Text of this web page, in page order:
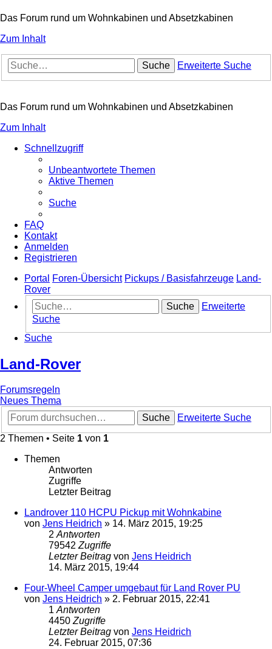
Das Forum rund um Wohnkabinen und Absetzkabinen
Zum Inhalt
Suche Erweiterte Suche
Das Forum rund um Wohnkabinen und Absetzkabinen
Zum Inhalt
Schnellzugriff
Unbeantwortete Themen
Aktive Themen
Suche
FAQ
Kontakt
Anmelden
Registrieren
Portal
Foren-Übersicht Pickups / Basisfahrzeuge Land-
Rover
Suche
Erweiterte
Suche
Suche
Land-Rover
Forumsregeln
Neues Thema
Suche
Erweiterte Suche
2 Themen • Seite 1 von 1
Themen
Antworten
Zugriffe
Letzter Beitrag
Landrover 110 HCPU Pickup mit Wohnkabine
von Jens Heidrich » 14. März 2015, 19:25
2 Antworten
79542 Zugriffe
Letzter Beitrag von Jens Heidrich
14. März 2015, 19:44
Four-Wheel Camper umgebaut für Land Rover PU
von Jens Heidrich » 2. Februar 2015, 22:41
1 Antworten
4450 Zugriffe
Letzter Beitrag von Jens Heidrich
24. Februar 2015, 07:36